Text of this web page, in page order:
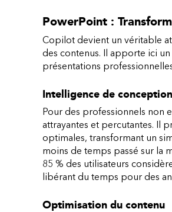
PowerPoint :
Copilot devient un véritable
des contenus. Il apporte ici
présentations
Intelligence de conception
Pour des professionnels non
attrayantes et percutantes. Il
optimales, transformant un
moins de temps passé sur la
85 % des utilisateurs
libérant du temps pour des
Optimisation du contenu